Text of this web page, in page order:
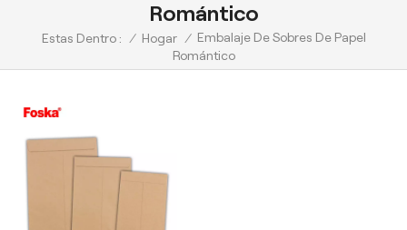
Romántico
Estas Dentro : / Hogar / Embalaje De Sobres De Papel
Romántico